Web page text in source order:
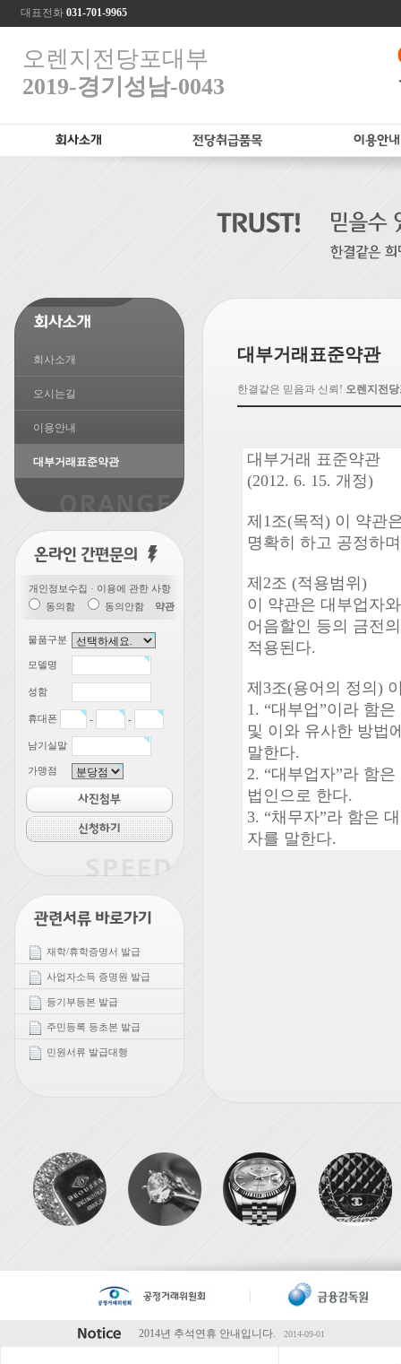
대표전화 031-701-9965
오렌지전당포대부
2019-경기성남-0043
회사소개
오시는길
이용안내
대부거래표준약관
개인정보수집 · 이용에 관한 사항
동의함
동의안함 약관
물품구분
모델명
성함
휴대폰 - -
남기실말
가맹점
재학/휴학증명서 발급
사업자소득 증명원 발급
등기부등본 발급
주민등록 등초본 발급
민원서류 발급대행
대부거래표준약관
한결같은 믿음과 신뢰! 오렌지전
2014년 하계휴가 안내입니다. 2014-07-28